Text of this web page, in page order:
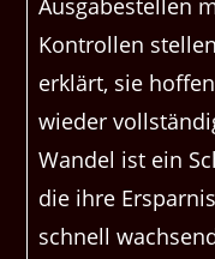
Ausgabestellen
Kontrollen
erklärt, sie
wieder
Wandel ist ein
die ihre
schnell